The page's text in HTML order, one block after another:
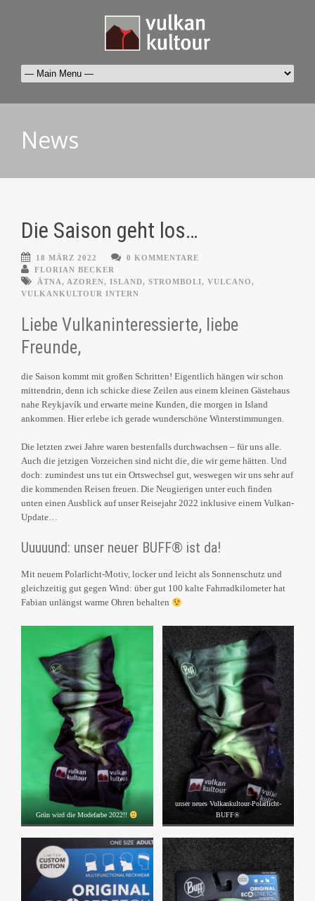
News
Die Saison geht los…
18 MÄRZ 2022
0 KOMMENTARE
FLORIAN BECKER
ÄTNA, AZOREN, ISLAND, STROMBOLI, VULCANO,
VULKANKULTOUR INTERN
Liebe Vulkaninteressierte, liebe
Freunde,
die Saison kommt mit großen Schritten! Eigentlich hängen wir schon
mittendrin, denn ich schicke diese Zeilen aus einem kleinen Gästehaus
nahe Reykjavík und erwarte meine Kunden, die morgen in Island
ankommen. Hier erlebe ich gerade wunderschöne Winterstimmungen.
Die letzten zwei Jahre waren bestenfalls durchwachsen – für uns alle.
Auch die jetzigen Vorzeichen sind nicht die, die wir gerne hätten. Und
doch: zumindest uns tut ein Ortswechsel gut, weswegen wir uns sehr auf
die kommenden Reisen freuen. Die Neugierigen unter euch finden
unten einen Ausblick auf unser Reisejahr 2022 inklusive einem Vulkan-
Update…
Uuuuund: unser neuer BUFF® ist da!
Mit neuem Polarlicht-Motiv, locker und leicht als Sonnenschutz und
gleichzeitig gut gegen Wind: über gut 100 kalte Fahrradkilometer hat
Fabian unlängst warme Ohren behalten
Grün wird die Modefarbe 2022!!
unser neues Vulkankultour-Polarlicht-
BUFF®